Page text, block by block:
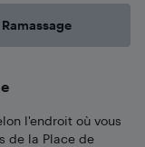
Ramassage
l'endroit où vous
de la Place de